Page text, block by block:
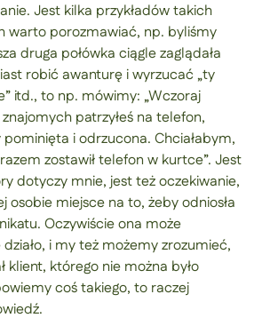
Jest kilka przykładów takich
warto porozmawiać, np. byliśmy
druga połówka ciągle zaglądała
robić awanturę i wyrzucać „ty
itd., to np. mówimy: „Wczoraj
patrzyłeś na telefon,
i odrzucona. Chciałabym,
zostawił telefon w kurtce”. Jest
dotyczy mnie, jest też oczekiwanie,
osobie miejsce na to, żeby odniosła
Oczywiście ona może
i my też możemy zrozumieć,
klient, którego nie można było
coś takiego, to raczej